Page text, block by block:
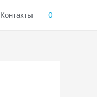
Контакты 0